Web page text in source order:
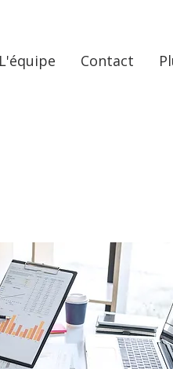
L'équipe Contact